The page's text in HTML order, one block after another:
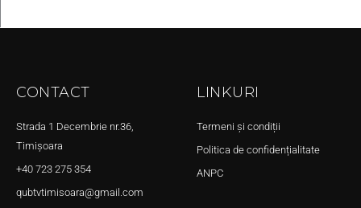
CONTACT
Strada 1 Decembrie nr.36,
Timișoara
+40 723 275 354
qubtvtimisoara@gmail.com
LINKURI
Termeni și condiții
Politica de confidențialitate
ANPC